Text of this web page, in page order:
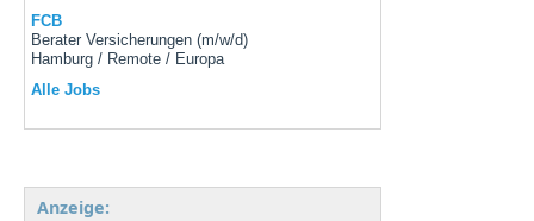
FCB
Berater Versicherungen (m/w/d)
Hamburg / Remote / Europa
Alle Jobs
Anzeige: